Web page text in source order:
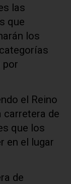
las
que
los
por
el Reino
carretera de
que los
en el lugar
de